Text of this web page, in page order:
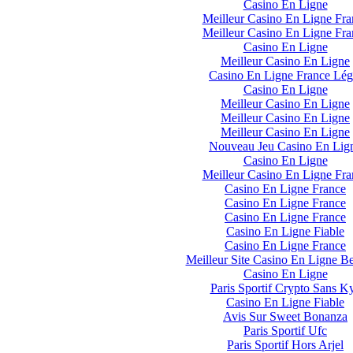
Casino En Ligne
Meilleur Casino En Ligne
Meilleur Casino En Ligne
Casino En Ligne
Meilleur Casino En Ligne
Casino En Ligne France
Casino En Ligne
Meilleur Casino En Ligne
Meilleur Casino En Ligne
Meilleur Casino En Ligne
Nouveau Jeu Casino En
Casino En Ligne
Meilleur Casino En Ligne
Casino En Ligne France
Casino En Ligne France
Casino En Ligne France
Casino En Ligne Fiable
Casino En Ligne France
Meilleur Site Casino En Ligne
Casino En Ligne
Paris Sportif Crypto Sans
Casino En Ligne Fiable
Avis Sur Sweet Bonanza
Paris Sportif Ufc
Paris Sportif Hors Arjel